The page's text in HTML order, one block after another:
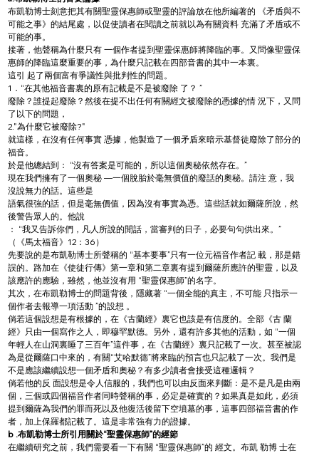
布凱勒博士刻意把其有關聖靈保惠師或聖靈的評論放在他所編著的 《矛盾與不
可能之事》的結尾處，以促使讀者在閱讀之前就以為有關資料 充滿了矛盾或不
可能的事。
接著，他聲稱為什麼只有 一個作者提到聖靈保惠師將降臨的事。又問像聖靈保
惠師的降臨這麼重要的事，為什麼只記載在四部音書的其中一本裏。
這引 起了兩個富有爭議性與批判性的問題。
1．“在其他福音書裏的原有記載是不是被廢除 了？ ”
廢除？誰提起廢除？然後在提不出任何有關經文被廢除的憑據的情 況下，又問
了以下的問題，
2."為什麼它被廢除?"
就這樣，在沒有任何事實 憑據，他製造了一個矛盾來暗示基督徒廢除了部分的
福音。
於是他總結到： “沒有答案是可能的，所以這個奧秘依然存在。”
現在我們擁有了一個奧秘 —一個脫胎於毫無價值的廢話的奧秘。請注 意，我
沒說無力的話。這些是
語氣很強的話，但是毫無價值，因為沒有事實為憑。這些話就如爾薩所說，然
後警告眾人的。他說
： “我又告訴你們，凡人所說的閒話，當審判的日子，必要句句供出來。”
（《馬太福音》12：36）
先要說的是布凱勒博士所聲稱的 “基本要事”只有一位元福音作者記 載，那是錯
誤的。路加在《使徒行傳》第一章和第二章裏有提到爾薩所應許的聖靈，以及
該應許的應驗，雖然，他並沒有用 “聖靈保惠師”的名字。
其次，在布凱勒博士的問題背後，隱藏著 “一個全能的真主，不可能 只指示一
個作者去報導一項活動 ”的設想 。
倘若這個設想是有根據的，在《古蘭經》裏它也該是有信度的。全部《古 蘭
經》只由一個寫作之人，即穆罕默德。另外，還有許多其他的活動，如 “一個
年輕人在山洞裏睡了三百年”這件事，在《古蘭經》裏只記載了一次。甚至被認
為是從爾薩口中來的，有關“艾哈默德”將來臨的預言也只記載了一次。我們是
不是應該繼續設想一個矛盾和奧秘？有多少讀者會接受這種邏輯？
倘若他的反 面設想是令人信服的，我們也可以由反面來判斷：是不是凡是由兩
個，三個或四個福音作者同時聲稱的事，必定是確實的？如果真是如此，必須
提到爾薩為我們的罪而死以及他復活後留下空墳墓的事，這事四部福音書的作
者，加上保羅都記載了。這是非常強有力的證據。
b .布凱勒博士所引用關於“聖靈保惠師”的經節
在繼續研究之前，我們需要看一下有關 “聖靈保惠師”的 經文。布凱 勒博 士在